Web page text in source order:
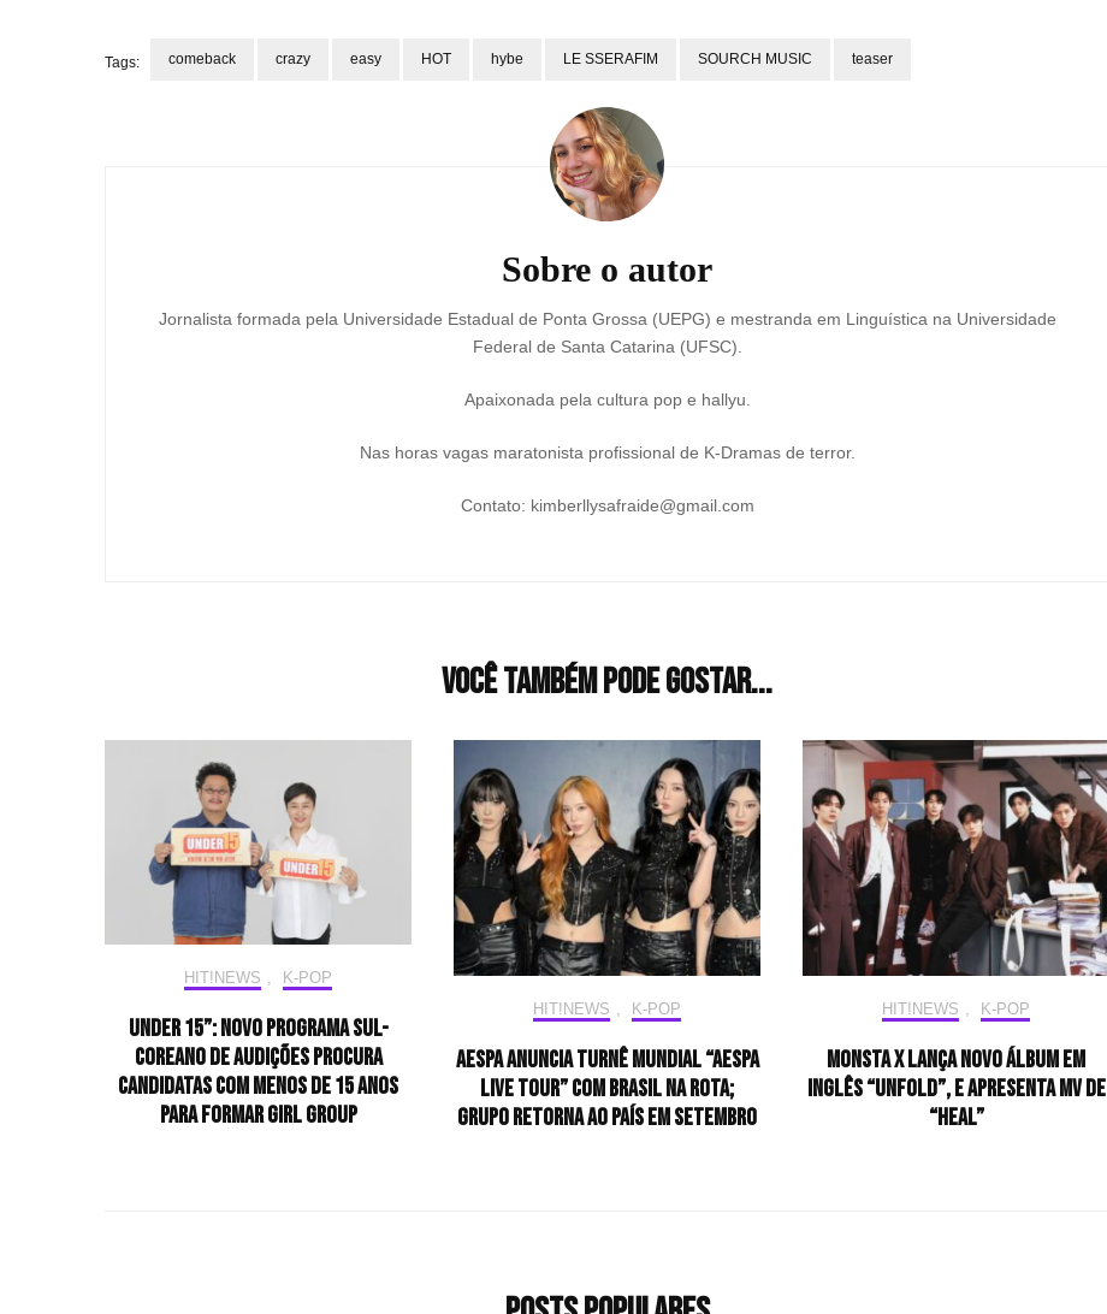
Tags: comeback crazy easy HOT hybe LE SSERAFIM SOURCH MUSIC teaser
Sobre o autor
Jornalista formada pela Universidade Estadual de Ponta Grossa (UEPG) e mestranda em Linguística na Universidade
Federal de Santa Catarina (UFSC).
Apaixonada pela cultura pop e hallyu.
Nas horas vagas maratonista profissional de K-Dramas de terror.
Contato: kimberllysafraide@gmail.com
Você também pode gostar...
HIT!NEWS , K-POP
Under 15”: Novo programa sul-
coreano de audições procura
candidatas com menos de 15 anos
para formar girl group
HIT!NEWS , K-POP
aespa anuncia turnê mundial “aespa
LIVE TOUR” com Brasil na rota;
grupo retorna ao país em setembro
HIT!NEWS , K-POP
MONSTA X lança novo álbum em
inglês “Unfold”, e apresenta MV de
“HEAL”